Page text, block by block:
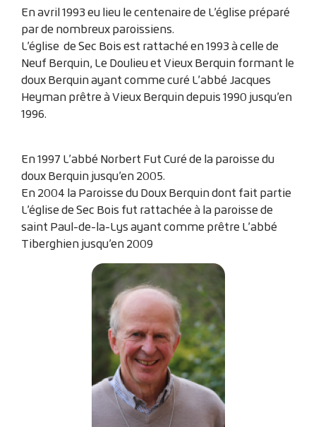
En avril 1993 eu lieu le centenaire de L’église préparé
par de nombreux paroissiens.
L’église de Sec Bois est rattaché en 1993 à celle de
Neuf Berquin, Le Doulieu et Vieux Berquin formant le
doux Berquin ayant comme curé L’abbé Jacques
Heyman prêtre à Vieux Berquin depuis 1990 jusqu’en
1996.
En 1997 L’abbé Norbert Fut Curé de la paroisse du
doux Berquin jusqu’en 2005.
En 2004 la Paroisse du Doux Berquin dont fait partie
L’église de Sec Bois fut rattachée à la paroisse de
saint Paul-de-la-Lys ayant comme prêtre L’abbé
Tiberghien jusqu’en 2009